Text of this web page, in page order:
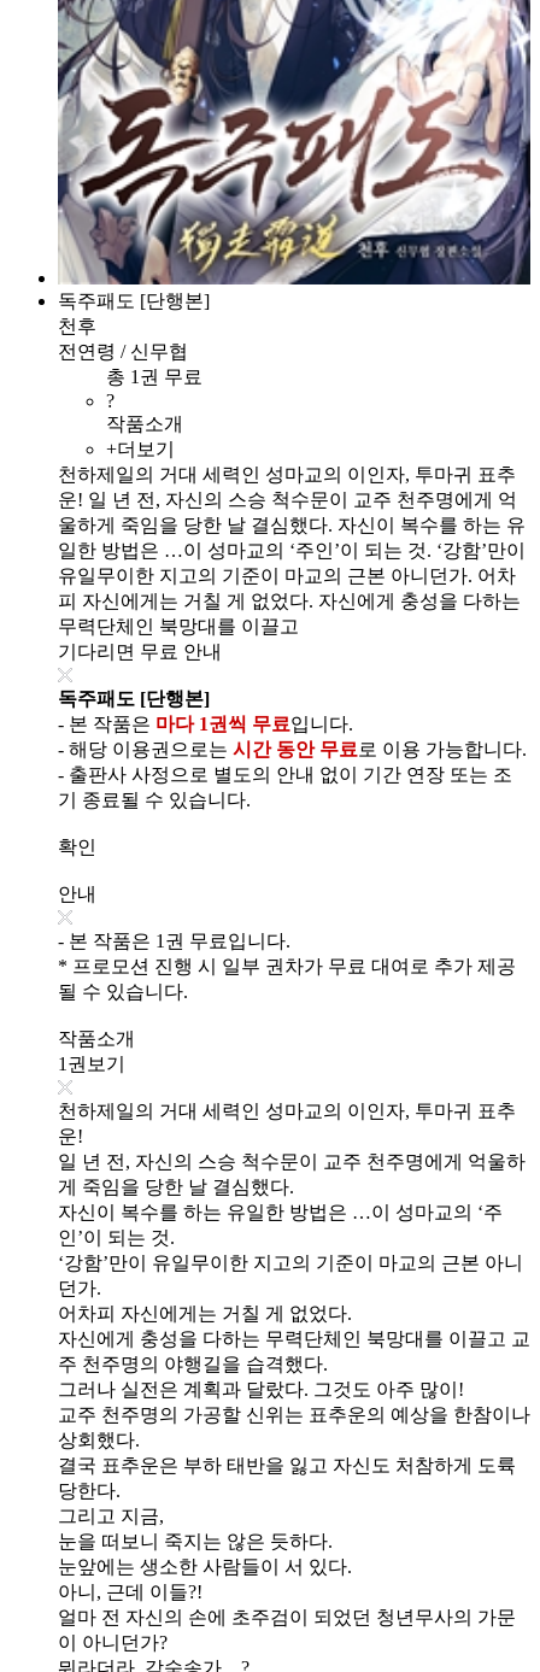
독주패도 [단행본]
천후
전연령 / 신무협
총 1권 무료
?
작품소개
+더보기
천하제일의 거대 세력인 성마교의 이인자, 투마귀 표추
운! 일 년 전, 자신의 스승 척수문이 교주 천주명에게 억
울하게 죽임을 당한 날 결심했다. 자신이 복수를 하는 유
일한 방법은 …이 성마교의 ‘주인’이 되는 것. ‘강함’만이
유일무이한 지고의 기준이 마교의 근본 아니던가. 어차
피 자신에게는 거칠 게 없었다. 자신에게 충성을 다하는
무력단체인 북망대를 이끌고
기다리면 무료 안내
독주패도 [단행본]
- 본 작품은 마다 1권씩 무료입니다.
- 해당 이용권으로는 시간 동안 무료 로 이용 가능합니다.
- 출판사 사정으로 별도의 안내 없이 기간 연장 또는 조
기 종료될 수 있습니다.
확인
안내
- 본 작품은 1권 무료입니다.
* 프로모션 진행 시 일부 권차가 무료 대여로 추가 제공
될 수 있습니다.
작품소개
1권보기
천하제일의 거대 세력인 성마교의 이인자, 투마귀 표추
운!
일 년 전, 자신의 스승 척수문이 교주 천주명에게 억울하
게 죽임을 당한 날 결심했다.
자신이 복수를 하는 유일한 방법은 …이 성마교의 ‘주
인’이 되는 것.
‘강함’만이 유일무이한 지고의 기준이 마교의 근본 아니
던가.
어차피 자신에게는 거칠 게 없었다.
자신에게 충성을 다하는 무력단체인 북망대를 이끌고 교
주 천주명의 야행길을 습격했다.
그러나 실전은 계획과 달랐다. 그것도 아주 많이!
교주 천주명의 가공할 신위는 표추운의 예상을 한참이나
상회했다.
결국 표추운은 부하 태반을 잃고 자신도 처참하게 도륙
당한다.
그리고 지금,
눈을 떠보니 죽지는 않은 듯하다.
눈앞에는 생소한 사람들이 서 있다.
아니, 근데 이들?!
얼마 전 자신의 손에 초주검이 되었던 청년무사의 가문
이 아니던가?
뭐라더라, 감숙송가…?